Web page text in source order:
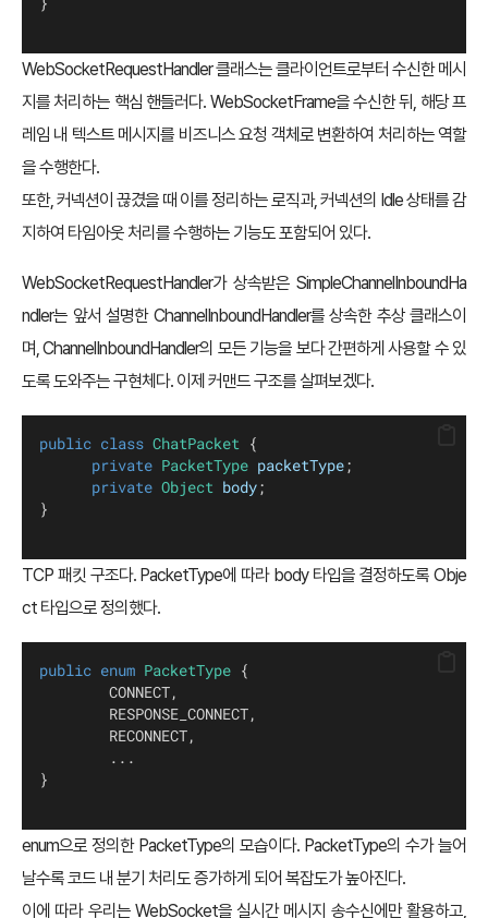
WebSocketRequestHandler 클래스는 클라이언트로부터 수신한 메시
지를 처리하는 핵심 핸들러다. WebSocketFrame을 수신한 뒤, 해당 프
레임 내 텍스트 메시지를 비즈니스 요청 객체로 변환하여 처리하는 역할
을 수행한다.
또한, 커넥션이 끊겼을 때 이를 정리하는 로직과, 커넥션의 Idle 상태를 감
지하여 타임아웃 처리를 수행하는 기능도 포함되어 있다.
WebSocketRequestHandler가 상속받은 SimpleChannelInboundHa
ndler는 앞서 설명한 ChannelInboundHandler를 상속한 추상 클래스이
며, ChannelInboundHandler의 모든 기능을 보다 간편하게 사용할 수 있
도록 도와주는 구현체다. 이제 커맨드 구조를 살펴보겠다.
public class ChatPacket {
private PacketType packetType;
private Object body;
}
TCP 패킷 구조다. PacketType에 따라 body 타입을 결정하도록 Obje
ct 타입으로 정의했다.
public enum PacketType {
        CONNECT,
        RESPONSE_CONNECT,
        RECONNECT,
        ...
}
enum으로 정의한 PacketType의 모습이다. PacketType의 수가 늘어
날수록 코드 내 분기 처리도 증가하게 되어 복잡도가 높아진다.
이에 따라 우리는 WebSocket을 실시간 메시지 송수신에만 활용하고,